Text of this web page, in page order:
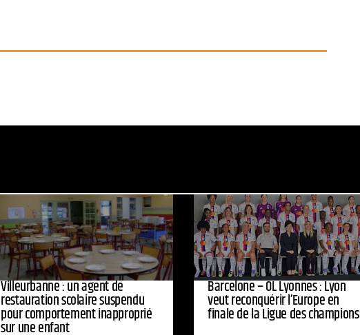
Villeurbanne : un agent de
restauration scolaire suspendu
pour comportement inapproprié
sur une enfant
Barcelone – OL Lyonnes : Lyon
veut reconquérir l’Europe en
finale de la Ligue des champions